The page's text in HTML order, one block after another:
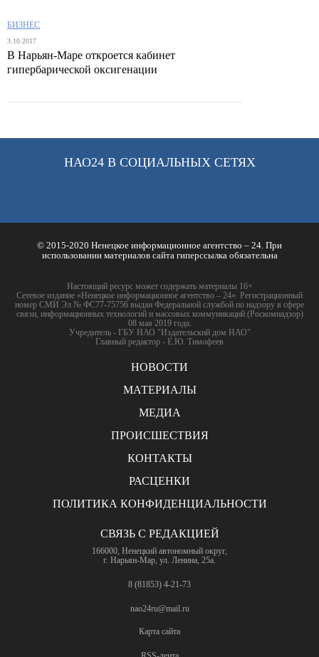
БИЗНЕС
3.10.2017
В Нарьян-Маре откроется кабинет
гипербарической оксигенации
НАО24 В СОЦИАЛЬНЫХ СЕТЯХ
© 2015-2020 Ненецкое информационное агентство – 24. При
использовании материалов сайта гиперссылка обязательна
Настоящий ресурс может содержать материалы 16+
Сетевое издание «Ненецкое информационное агентство – 24». Регистрационный
номер СМИ Эл № ФС77-75756 выдан Федеральной службой по надзору в сфере
связи, информационных технологий и массовых коммуникаций (Роскомнадзор)
08 мая 2019 года.
Учредитель - ГБУ НАО "Издательский дом НАО"
Главный редактор - Е.Ю. Тимофеев
НОВОСТИ
МАТЕРИАЛЫ
МЕДИА
ПРОИСШЕСТВИЯ
КОНТАКТЫ
РАСЦЕНКИ
ПОЛИТИКА КОНФИДЕНЦИАЛЬНОСТИ
СВЯЗЬ С РЕДАКЦИЕЙ
166000, Ненецкий автономный округ,
г. Нарьян-Мар, ул. Ленина, 25а.
8 (81853) 4-21-73
nao24ru@mail.ru
Карта сайта